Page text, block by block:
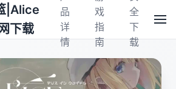
|Alice
下载
品
详
情
戏
指
南
全
下
载